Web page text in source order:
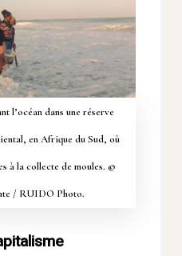
l’océan dans une réserve
en Afrique du Sud, où
à la collecte de moules. ©
/ RUIDO Photo.